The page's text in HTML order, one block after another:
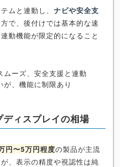
ムと連動し、 ナビや安全支
で、後付けでは基本的な速
動機能が限定的になること
ーズ、安全支援と連動
、機能に制限あり
ィスプレイの相場
円〜5万円程度の製品が主流
、表示の精度や視認性は純